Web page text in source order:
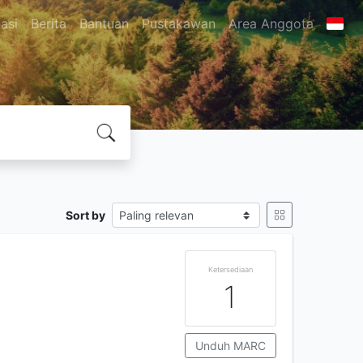
Berita Bantuan Pustakawan Area Anggota
Sort by
Ketersediaan
1
Unduh MARC